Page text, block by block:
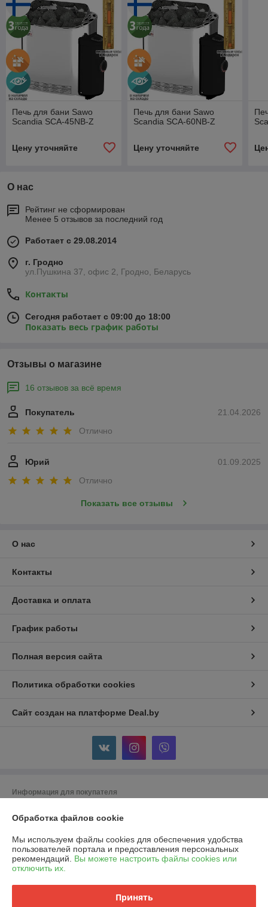
Печь для бани Sawo
Scandia SCA-45NB-Z
Цену уточняйте
Печь для бани Sawo
Scandia SCA-60NB-Z
Цену уточняйте
О нас
Рейтинг не сформирован
Менее 5 отзывов за последний год
Работает с 29.08.2014
г. Гродно
ул.Пушкина 37, офис 2, Гродно, Беларусь
Контакты
Сегодня работает с 09:00 до 18:00
Показать весь график работы
Отзывы о магазине
16 отзывов за всё время
21.04.2026
Покупатель
Отлично
01.09.2025
Юрий
Отлично
Показать все отзывы
О нас
Контакты
Доставка и оплата
График работы
Полная версия сайта
Политика обработки cookies
Сайт создан на платформе Deal.by
Информация для покупателя
г.ГРОДНО, ул.ЛИДСКАЯ, дом 15 А, 230025, РЕСПУБЛИКА БЕЛАРУСЬ,
Регистрационный номер ЕГР: 591048432
УНП: 591048432
Регистрационный орган: Гродненский городской исполнительный
Обработка файлов cookie
Мы используем файлы cookies для обеспечения удобства
пользователей портала и предоставления персональных
рекомендаций. Вы можете настроить файлы cookies или
отключить их.
Принять